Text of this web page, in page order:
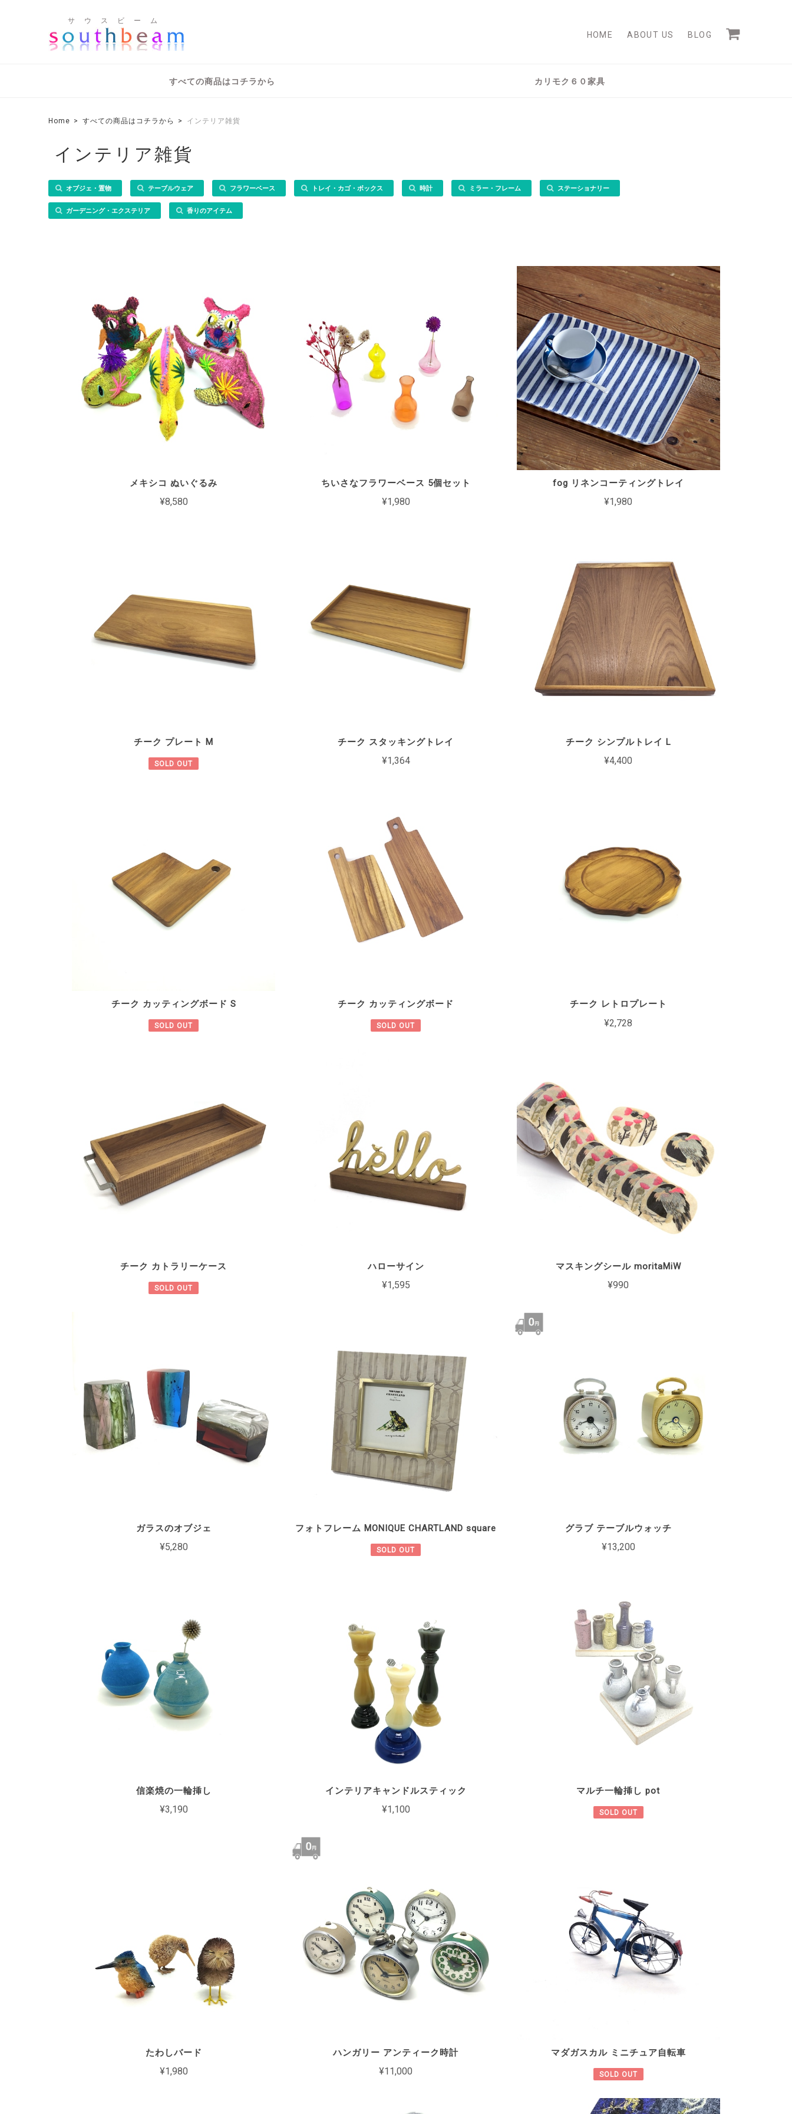
サ ウ ス ビ ー ム
HOME ABOUT US BLOG
すべての商品はコチラから カリモク６０家具
Home すべての商品はコチラから インテリア雑貨
インテリア雑貨
オブジェ・置物 テーブルウェア フラワーベース トレイ・カゴ・ボックス 時計 ミラー・フレーム ステーショナリー
ガーデニング・エクステリア 香りのアイテム
メキシコ ぬいぐるみ
¥8,580
ちいさなフラワーベース 5個セット
¥1,980
fog リネンコーティングトレイ
¥1,980
チーク プレート M
SOLD OUT
チーク スタッキングトレイ
¥1,364
チーク シンプルトレイ L
¥4,400
チーク カッティングボード S
SOLD OUT
チーク カッティングボード
SOLD OUT
チーク レトロプレート
¥2,728
チーク カトラリーケース
SOLD OUT
ハローサイン
¥1,595
マスキングシール moritaMiW
¥990
ガラスのオブジェ
¥5,280
フォトフレーム MONIQUE CHARTLAND square
SOLD OUT
グラブ テーブルウォッチ
¥13,200
信楽焼の一輪挿し
¥3,190
インテリアキャンドルスティック
¥1,100
マルチ一輪挿し pot
SOLD OUT
たわしバード
¥1,980
ハンガリー アンティーク時計
¥11,000
マダガスカル ミニチュア自転車
SOLD OUT